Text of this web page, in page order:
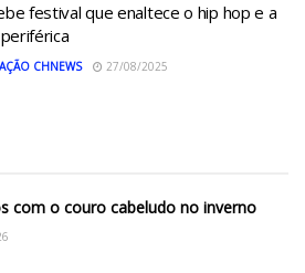
festival que enaltece o hip hop e a
CHNEWS 27/08/2025
com o couro cabeludo no inverno